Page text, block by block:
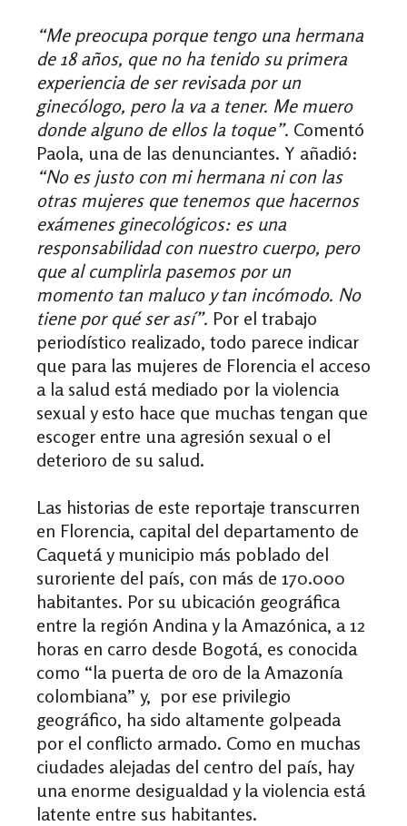
“Me preocupa porque tengo una hermana
de 18 años, que no ha tenido su primera
experiencia de ser revisada por un
ginecólogo, pero la va a tener. Me muero
donde alguno de ellos la toque”. Comentó
Paola, una de las denunciantes. Y añadió:
“No es justo con mi hermana ni con las
otras mujeres que tenemos que hacernos
exámenes ginecológicos: es una
responsabilidad con nuestro cuerpo, pero
que al cumplirla pasemos por un
momento tan maluco y tan incómodo. No
tiene por qué ser así”. Por el trabajo
periodístico realizado, todo parece indicar
que para las mujeres de Florencia el acceso
a la salud está mediado por la violencia
sexual y esto hace que muchas tengan que
escoger entre una agresión sexual o el
deterioro de su salud.
Las historias de este reportaje transcurren
en Florencia, capital del departamento de
Caquetá y municipio más poblado del
suroriente del país, con más de 170.000
habitantes. Por su ubicación geográfica
entre la región Andina y la Amazónica, a 12
horas en carro desde Bogotá, es conocida
como “la puerta de oro de la Amazonía
colombiana” y, por ese privilegio
geográfico, ha sido altamente golpeada
por el conflicto armado. Como en muchas
ciudades alejadas del centro del país, hay
una enorme desigualdad y la violencia está
latente entre sus habitantes.